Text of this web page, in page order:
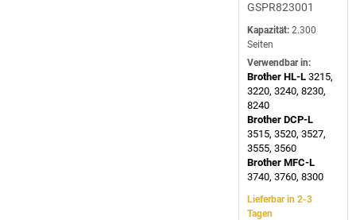
GSPR823001
Kapazität: 2.300
Seiten
Verwendbar in:
Brother HL-L 3215,
3220, 3240, 8230,
8240
Brother DCP-L
3515, 3520, 3527,
3555, 3560
Brother MFC-L
3740, 3760, 8300
Lieferbar in 2-3
Tagen